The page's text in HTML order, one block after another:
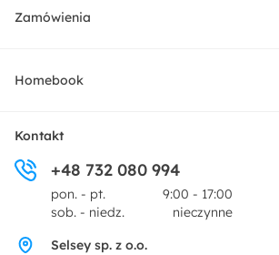
Meble
Dekoracje i akcesoria
Promocje
Zamówienia
Dostawa
Zwroty
Pytania i odpowiedzi
Homebook
O nas
Centrum prasowe
Kontakt
+48 732 080 994
pon. - pt.
9:00 - 17:00
sob. - niedz.
nieczynne
Selsey sp. z o.o.